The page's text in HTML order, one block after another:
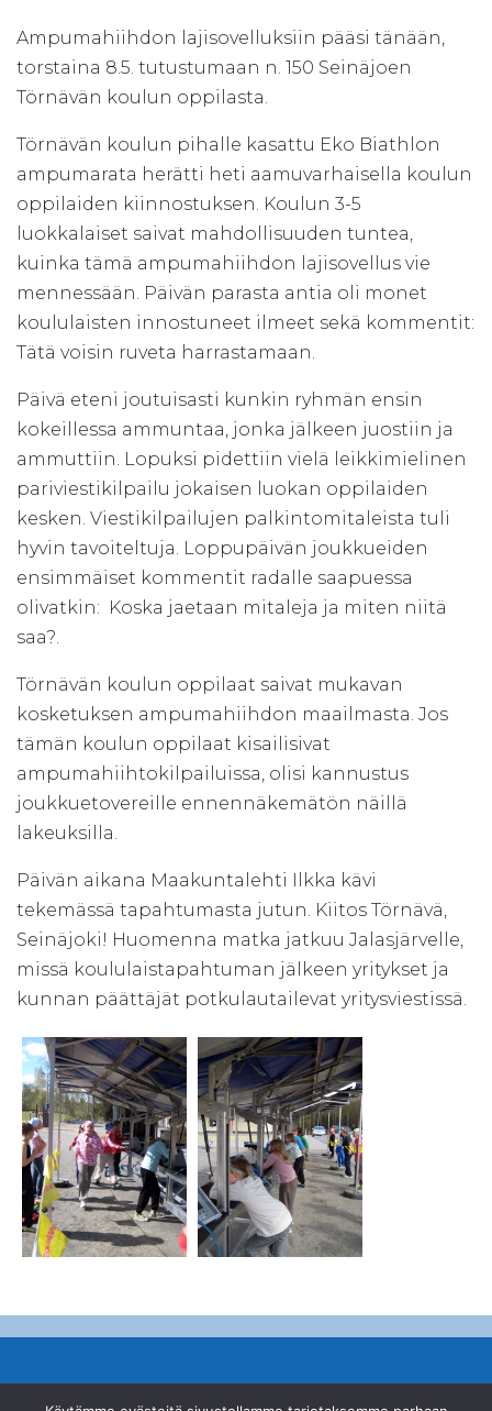
Ampumahiihdon lajisovelluksiin pääsi tänään,
torstaina 8.5. tutustumaan n. 150 Seinäjoen
Törnävän koulun oppilasta.
Törnävän koulun pihalle kasattu Eko Biathlon
ampumarata herätti heti aamuvarhaisella koulun
oppilaiden kiinnostuksen. Koulun 3-5
luokkalaiset saivat mahdollisuuden tuntea,
kuinka tämä ampumahiihdon lajisovellus vie
mennessään. Päivän parasta antia oli monet
koululaisten innostuneet ilmeet sekä kommentit:
Tätä voisin ruveta harrastamaan.
Päivä eteni joutuisasti kunkin ryhmän ensin
kokeillessa ammuntaa, jonka jälkeen juostiin ja
ammuttiin. Lopuksi pidettiin vielä leikkimielinen
pariviestikilpailu jokaisen luokan oppilaiden
kesken. Viestikilpailujen palkintomitaleista tuli
hyvin tavoiteltuja. Loppupäivän joukkueiden
ensimmäiset kommentit radalle saapuessa
olivatkin:  Koska jaetaan mitaleja ja miten niitä
saa?.
Törnävän koulun oppilaat saivat mukavan
kosketuksen ampumahiihdon maailmasta. Jos
tämän koulun oppilaat kisailisivat
ampumahiihtokilpailuissa, olisi kannustus
joukkuetovereille ennennäkemätön näillä
lakeuksilla.
Päivän aikana Maakuntalehti Ilkka kävi
tekemässä tapahtumasta jutun. Kiitos Törnävä,
Seinäjoki! Huomenna matka jatkuu Jalasjärvelle,
missä koululaistapahtuman jälkeen yritykset ja
kunnan päättäjät potkulautailevat yritysviestissä.